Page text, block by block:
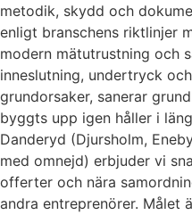
metodik, skydd och
enligt branschens riktlinjer
modern mätutrustning och
inneslutning, undertryck
grundorsaker, sanerar
byggts upp igen håller i
Danderyd (Djursholm,
med omnejd) erbjuder vi
offerter och nära
andra entreprenörer. Målet